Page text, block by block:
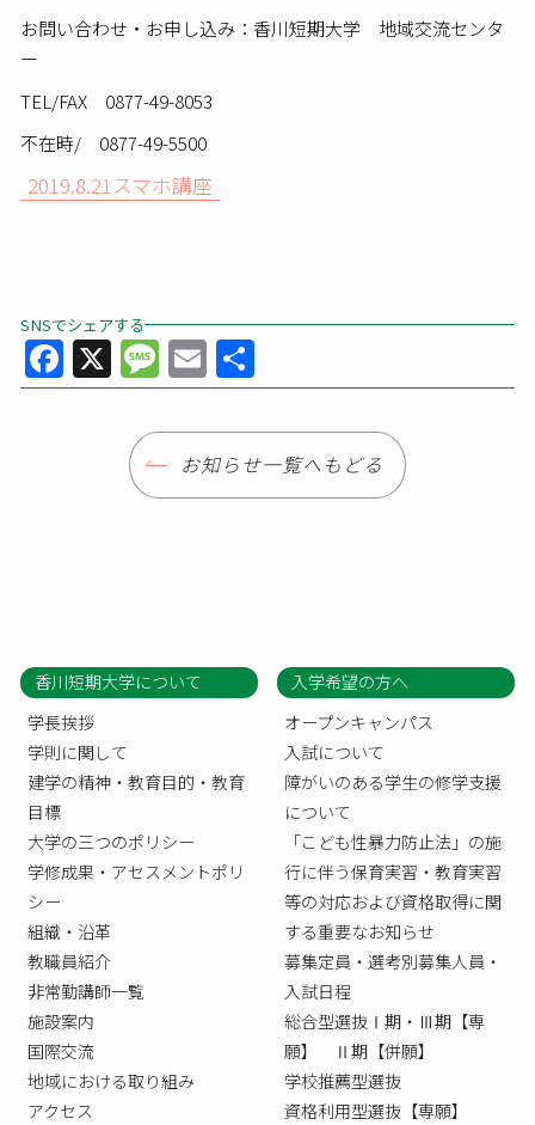
お問い合わせ・お申し込み：香川短期大学 地域交流センタ
ー
TEL/FAX 0877-49-8053
不在時/ 0877-49-5500
2019.8.21スマホ講座
SNSでシェアする
Facebook
X Message
Email
有
お知らせ一覧へもどる
香川短期大学について
学長挨拶
学則に関して
建学の精神・教育目的・教育
目標
大学の三つのポリシー
学修成果・アセスメントポリ
シー
組織・沿革
教職員紹介
非常勤講師一覧
施設案内
国際交流
地域における取り組み
アクセス
入学希望の方へ
オープンキャンパス
入試について
障がいのある学生の修学支援
について
「こども性暴力防止法」の施
行に伴う保育実習・教育実習
等の対応および資格取得に関
する重要なお知らせ
募集定員・選考別募集人員・
入試日程
総合型選抜Ⅰ期・Ⅲ期【専
願】 Ⅱ期【併願】
学校推薦型選抜
資格利用型選抜【専願】